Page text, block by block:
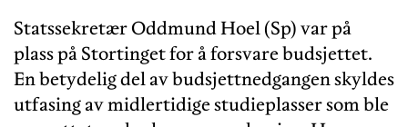
Statssekretær Oddmund Hoel (Sp) var på
plass på Stortinget for å forsvare budsjettet.
En betydelig del av budsjettnedgangen skyldes
utfasing av midlertidige studieplasser som ble